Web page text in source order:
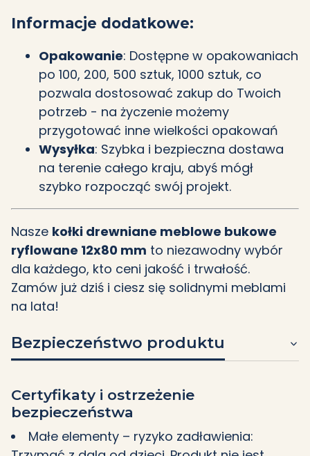
Informacje dodatkowe:
Opakowanie: Dostępne w opakowaniach
po 100, 200, 500 sztuk, 1000 sztuk, co
pozwala dostosować zakup do Twoich
potrzeb - na życzenie możemy
przygotować inne wielkości opakowań
Wysyłka: Szybka i bezpieczna dostawa
na terenie całego kraju, abyś mógł
szybko rozpocząć swój projekt.
Nasze kołki drewniane meblowe bukowe
ryflowane 12x80 mm to niezawodny wybór
dla każdego, kto ceni jakość i trwałość.
Zamów już dziś i ciesz się solidnymi meblami
na lata!
Bezpieczeństwo produktu
Certyfikaty i ostrzeżenie
bezpieczeństwa
Małe elementy – ryzyko zadławienia: